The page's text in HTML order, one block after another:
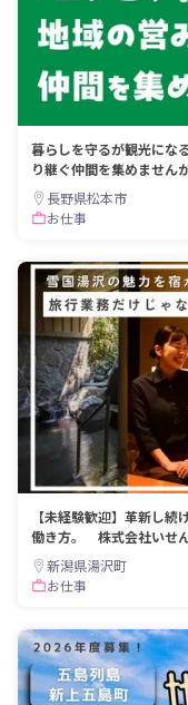
暮らしを守るが観光にな
り継ぐ仲間を集めません
長野県松本市
お仕事
【未経験歓迎】革新し
働き方。 株式会社いせ
新潟県湯沢町
お仕事